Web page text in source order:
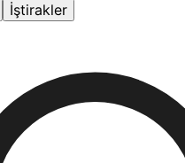
İştirakler